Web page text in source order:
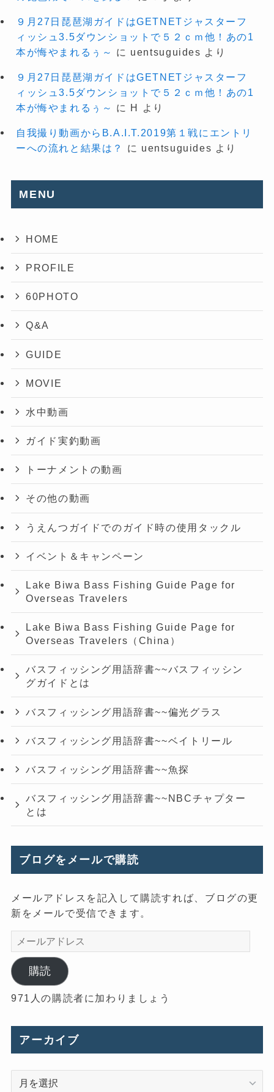
９月27日琵琶湖ガイドはGETNETジャスターフ
ィッシュ3.5ダウンショットで５２ｃｍ他！あの1
本が悔やまれるぅ～
に uentsuguides より
９月27日琵琶湖ガイドはGETNETジャスターフ
ィッシュ3.5ダウンショットで５２ｃｍ他！あの1
本が悔やまれるぅ～
に H より
自我撮り動画からB.A.I.T.2019第１戦にエントリ
ーへの流れと結果は？
に uentsuguides より
MENU
HOME
PROFILE
60PHOTO
Q&A
GUIDE
MOVIE
水中動画
ガイド実釣動画
トーナメントの動画
その他の動画
うえんつガイドでのガイド時の使用タックル
イベント＆キャンペーン
Lake Biwa Bass Fishing Guide Page for
Overseas Travelers
Lake Biwa Bass Fishing Guide Page for
Overseas Travelers（China）
バスフィッシング用語辞書~~バスフィッシン
グガイドとは
バスフィッシング用語辞書~~偏光グラス
バスフィッシング用語辞書~~ベイトリール
バスフィッシング用語辞書~~魚探
バスフィッシング用語辞書~~NBCチャプター
とは
ブログをメールで購読
メールアドレスを記入して購読すれば、ブログの更
新をメールで受信できます。
メ
ー
ル
ア
ド
ス
購読
971人の購読者に加わりましょう
アーカイブ